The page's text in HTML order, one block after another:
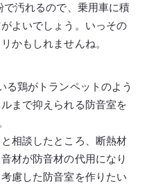
汚れるので、乗用車に積
よいでしょう。いっその
かもしれませんね。
る鶏がトランペットのよう
まで抑えられる防音室を
相談したところ、断熱材
材が防音材の代用になり
慮した防音室を作りたい